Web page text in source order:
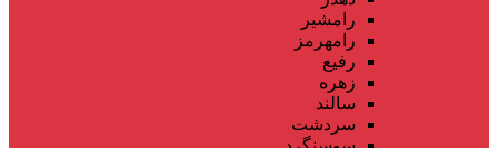
رامشیر
رامهرمز
رفیع
زهره
سالند
سردشت